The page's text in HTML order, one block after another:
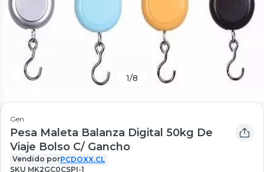
1/8
Gen
Pesa Maleta Balanza Digital 50kg De
Viaje Bolso C/ Gancho
Vendido porPCDOXX.CL
SKU MK2GC0CSPI-1